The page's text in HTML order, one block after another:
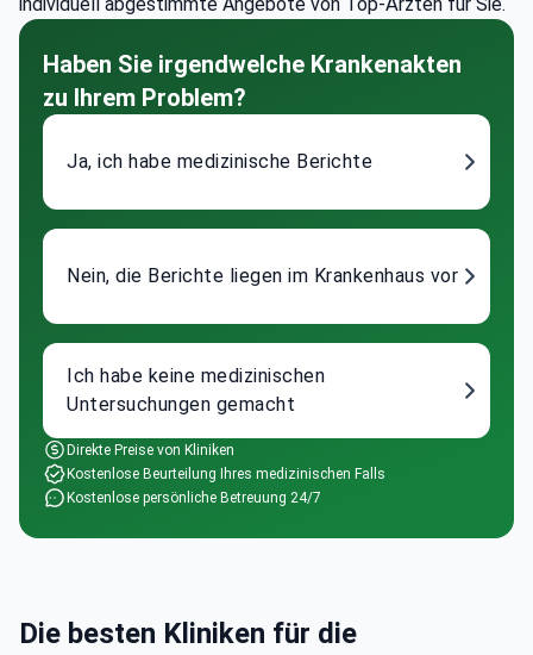
Haben Sie irgendwelche Krankenakten
zu Ihrem Problem?
Ja, ich habe medizinische Berichte
Nein, die Berichte liegen im Krankenhaus vor
Ich habe keine medizinischen
Untersuchungen gemacht
Direkte Preise von Kliniken
Kostenlose Beurteilung Ihres medizinischen Falls
Kostenlose persönliche Betreuung 24/7
Die besten Kliniken für die